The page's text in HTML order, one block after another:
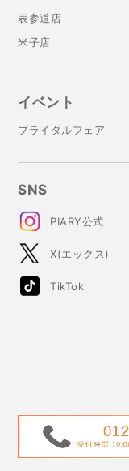
表参道店
米子店
イベント
ブライダルフェア
SNS
PIARY公式
X(エックス)
TikTok